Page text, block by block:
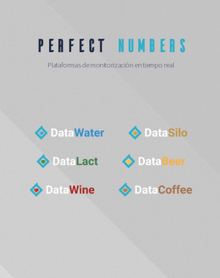
PERFECT NUMBERS
Plataformas de monitorización en tiempo real